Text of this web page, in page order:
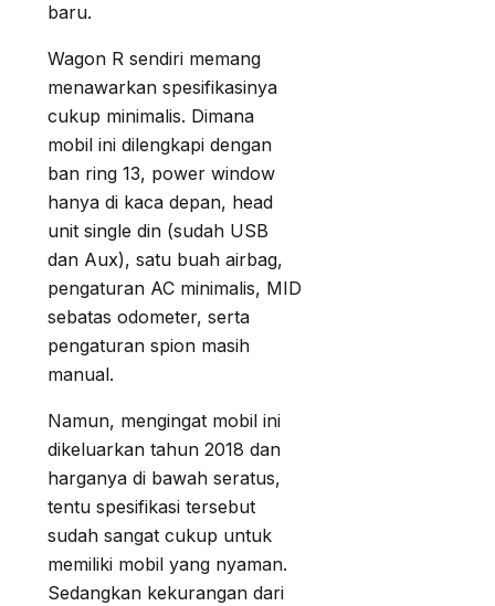
baru.
Wagon R sendiri memang
menawarkan spesifikasinya
cukup minimalis. Dimana
mobil ini dilengkapi dengan
ban ring 13, power window
hanya di kaca depan, head
unit single din (sudah USB
dan Aux), satu buah airbag,
pengaturan AC minimalis, MID
sebatas odometer, serta
pengaturan spion masih
manual.
Namun, mengingat mobil ini
dikeluarkan tahun 2018 dan
harganya di bawah seratus,
tentu spesifikasi tersebut
sudah sangat cukup untuk
memiliki mobil yang nyaman.
Sedangkan kekurangan dari